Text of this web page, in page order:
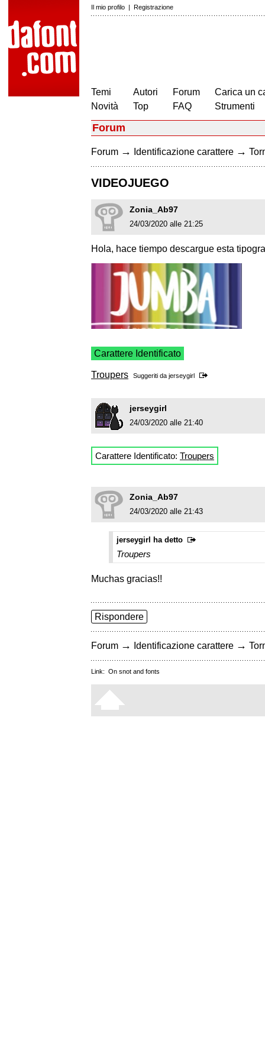
Il mio profilo | Registrazione
Temi
Novità
Autori
Top
Forum
FAQ
Carica un
Strumenti
Forum
Forum → Identificazione carattere →
VIDEOJUEGO
Zonia_Ab97
24/03/2020 alle 21:25
Hola, hace tiempo descargue esta
Carattere Identificato
Troupers Suggeriti da jerseygirl
jerseygirl
24/03/2020 alle 21:40
Carattere Identificato: Troupers
Zonia_Ab97
24/03/2020 alle 21:43
jerseygirl ha detto
Troupers
Muchas gracias!!
Rispondere
Forum → Identificazione carattere →
Link: On snot and fonts